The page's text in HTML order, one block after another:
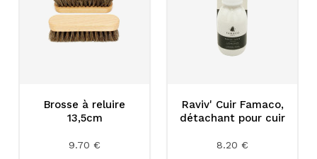
Brosse à reluire
13,5cm
9.70 €
Raviv' Cuir Famaco,
détachant pour cuir
8.20 €